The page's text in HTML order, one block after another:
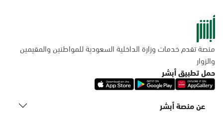
منصة تقدم خدمات وزارة الداخلية السعودية للمواطنين والمقيمين
والزوار
حمل تطبيق أبشر
عن منصة أبشر